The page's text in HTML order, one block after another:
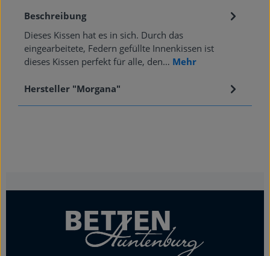
Beschreibung
Dieses Kissen hat es in sich. Durch das
eingearbeitete, Federn gefüllte Innenkissen ist
dieses Kissen perfekt für alle, den… Mehr
Hersteller "Morgana"